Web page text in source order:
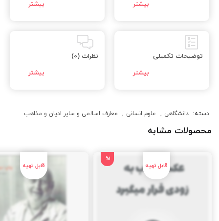
توضیحات تکمیلی نظرات (0)
دسته: دانشگاهی , علوم انسانی , معارف اسلامی و سایر ادیان و مذاهب
محصولات مشابه